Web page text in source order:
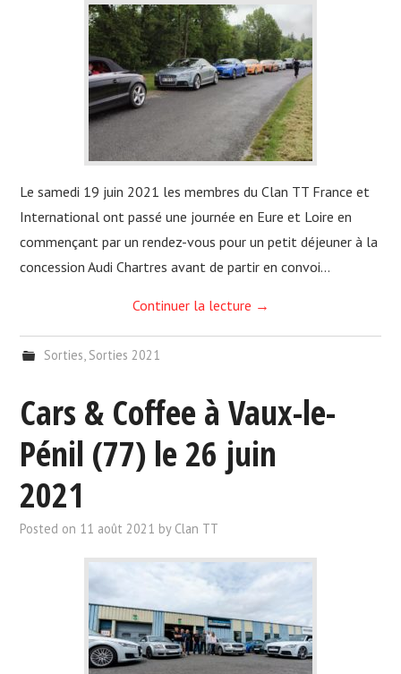
Le samedi 19 juin 2021 les membres du Clan TT France et
International ont passé une journée en Eure et Loire en
commençant par un rendez-vous pour un petit déjeuner à la
concession Audi Chartres avant de partir en convoi…
Continuer la lecture →
Sorties, Sorties 2021
Cars & Coffee à Vaux-le-
Pénil (77) le 26 juin
2021
Posted on 11 août 2021 by Clan TT